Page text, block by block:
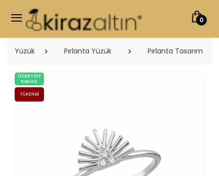
0
Yüzük Pırlanta Yüzük Pırlanta Tasarım
ÜCRETSIZ
KARGO
TÜKENDI